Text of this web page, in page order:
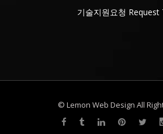
기술지원요청 Request
© Lemon Web Design All